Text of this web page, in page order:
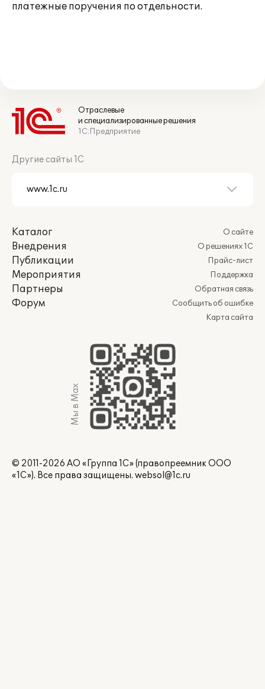
платежные поручения по отдельности.
Отраслевые
и специализированные решения
1С:Предприятие
Другие сайты 1С
Каталог
Внедрения
Публикации
Мероприятия
Партнеры
Форум
О сайте
О решениях 1С
Прайс-лист
Поддержка
Обратная связь
Сообщить об ошибке
Карта сайта
Мы в Max
© 2011-2026 АО «Группа 1С» (правопреемник ООО
«1С»). Все права защищены. websol@1c.ru